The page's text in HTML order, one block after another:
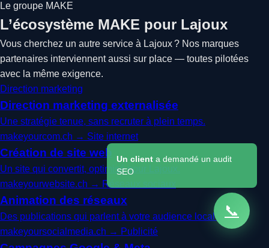
Le groupe MAKE
L’écosystème MAKE pour Lajoux
Vous cherchez un autre service à Lajoux ? Nos marques
partenaires interviennent aussi sur place — toutes pilotées
avec la même exigence.
Direction marketing
Direction marketing externalisée
Une stratégie tenue, sans recruter à plein temps.
makeyourcom.ch → Site internet
Création de site web
Un site qui convertit, optimisé pour Lajoux.
makeyourwebsite.ch → Réseaux sociaux
Animation des réseaux
Des publications qui parlent à votre audience locale.
makeyoursocialmedia.ch → Publicité
📞
Un client a demandé un audit
SEO